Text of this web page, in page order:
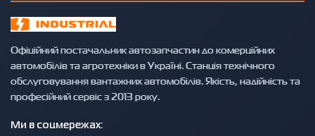
Офіційний постачальник автозапчастин до комерційних
автомобілів та агротехніки в Україні. Станція технічного
обслуговування вантажних автомобілів. Якість, надійність та
професійний сервіс з 2013 року.
Ми в соцмережах: